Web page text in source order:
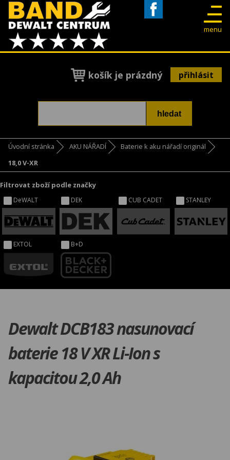
menu
košík je prázdný přihlásit
Úvodní stránka AKU NÁŘADÍ
Baterie k aku nářadí originál
18,0 V-XR
Filtrovat zboží podle značky
DeWALT DEK CUB CADET STANLEY
EXTOL B+D
Dewalt DCB183 nasunovací
baterie 18 V XR Li-Ion s
kapacitou 2,0 Ah